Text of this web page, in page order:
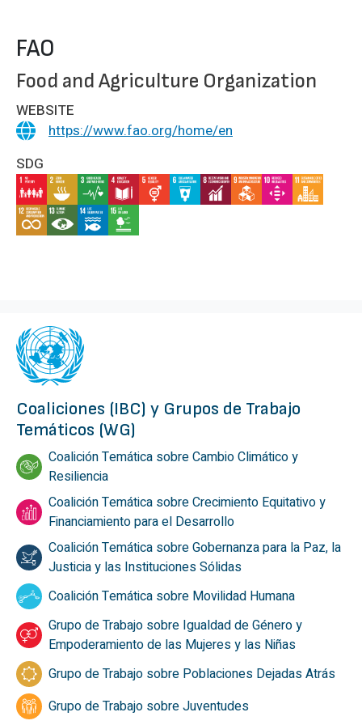
FAO
Food and Agriculture Organization
WEBSITE
https://www.fao.org/home/en
SDG
IMAGEIMAGEIMAGEIMAGEIMAGEIMAGEIMAGEIMAGEIMAGEIMAGE
IMAGEIMAGEIMAGEIMAGE
Coaliciones (IBC) y Grupos de Trabajo
Temáticos (WG)
Coalición Temática sobre Cambio Climático y
Resiliencia
Coalición Temática sobre Crecimiento Equitativo y
Financiamiento para el Desarrollo
Coalición Temática sobre Gobernanza para la Paz, la
Justicia y las Instituciones Sólidas
Coalición Temática sobre Movilidad Humana
Grupo de Trabajo sobre Igualdad de Género y
Empoderamiento de las Mujeres y las Niñas
Grupo de Trabajo sobre Poblaciones Dejadas Atrás
Grupo de Trabajo sobre Juventudes